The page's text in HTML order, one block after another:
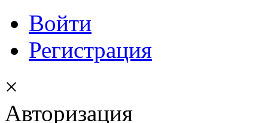
Войти
Регистрация
×
Авторизация